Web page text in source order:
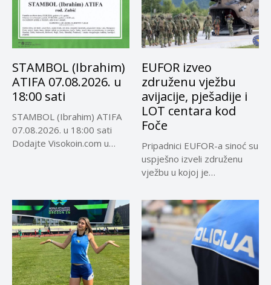
STAMBOL (Ibrahim)
ATIFA 07.08.2026. u
18:00 sati
STAMBOL (Ibrahim) ATIFA
07.08.2026. u 18:00 sati
Dodajte Visokoin.com u
EUFOR izveo
združenu vježbu
avijacije, pješadije i
LOT centara kod
Foče
Pripadnici EUFOR-a sinoć su
uspješno izveli združenu
vježbu u kojoj je